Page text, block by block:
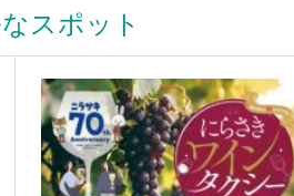
スポット